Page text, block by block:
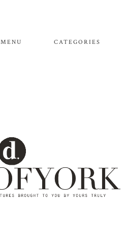
MENU CATEGORIES